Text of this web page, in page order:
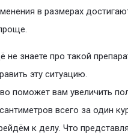
в размерах
не знаете про такой
эту ситуацию.
поможет вам увеличить
всего за один
к делу. Что